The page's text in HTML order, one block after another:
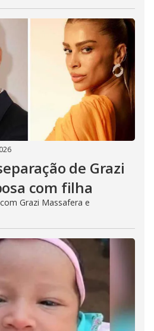
de Grazi
com filha
Grazi Massafera e